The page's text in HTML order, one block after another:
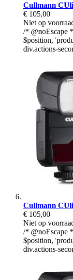
Cullmann
€ 105,00
Niet op
/* @noEscape
$position,
div.actions-
Cullmann
€ 105,00
Niet op
/* @noEscape
$position,
div.actions-